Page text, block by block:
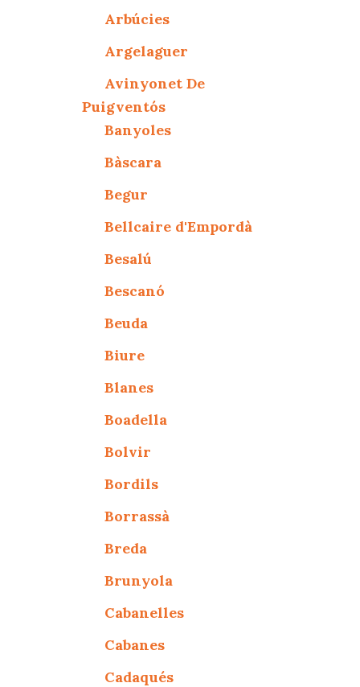
Arbúcies
Argelaguer
Avinyonet De
Puigventós
Banyoles
Bàscara
Begur
Bellcaire d'Empordà
Besalú
Bescanó
Beuda
Biure
Blanes
Boadella
Bolvir
Bordils
Borrassà
Breda
Brunyola
Cabanelles
Cabanes
Cadaqués